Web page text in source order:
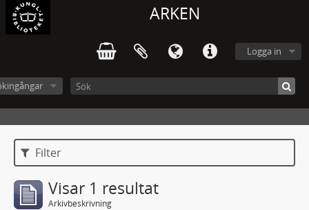
ARKEN
Logga in
Filter
Visar 1 resultat
Arkivbeskrivning